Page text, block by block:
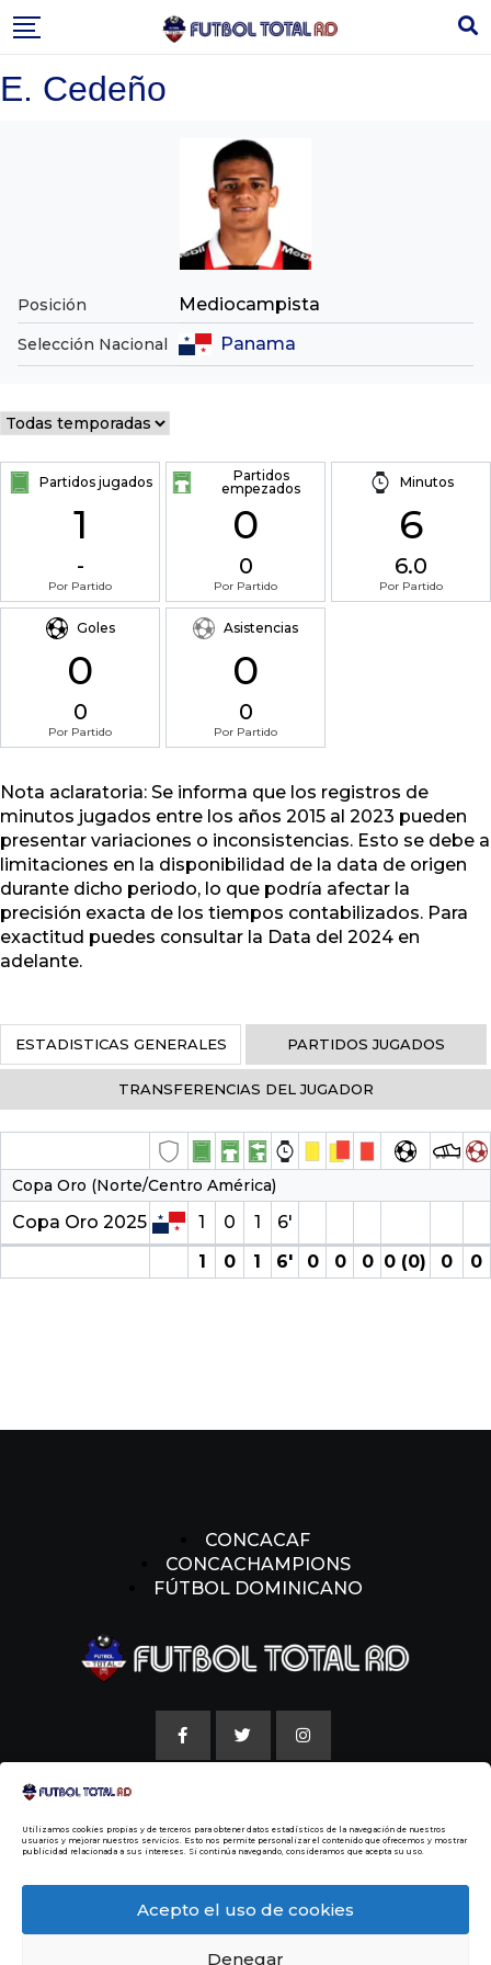
Utilizamos cookies propias y de terceros para obtener datos estadísticos de la navegación de nuestros
usuarios y mejorar nuestros servicios. Esto nos permite personalizar el contenido que ofrecemos y mostrar
publicidad relacionada a sus intereses. Si continúa navegando, consideramos que acepta su uso.
Acepto el uso de cookies
Denegar
to
E. Cedeño
Posición Mediocampista
Selección Nacional Panama
Partidos jugados
1
-
Por Partido
Partidos
empezados
0
0
Por Partido
Minutos
6
6.0
Por Partido
Goles
0
0
Por Partido
Asistencias
0
0
Por Partido
Nota aclaratoria: Se informa que los registros de
minutos jugados entre los años 2015 al 2023 pueden
presentar variaciones o inconsistencias. Esto se debe a
limitaciones en la disponibilidad de la data de origen
durante dicho periodo, lo que podría afectar la
precisión exacta de los tiempos contabilizados. Para
exactitud puedes consultar la Data del 2024 en
adelante.
ESTADISTICAS GENERALES PARTIDOS JUGADOS
TRANSFERENCIAS DEL JUGADOR
Copa Oro (Norte/Centro América)
Copa Oro 2025 1 0 1
6′
1
0 1 6′ 0 0 0 0 (0) 0 0
CONCACAF
CONCACHAMPIONS
FÚTBOL DOMINICANO
POLITICAS DE COOKIE